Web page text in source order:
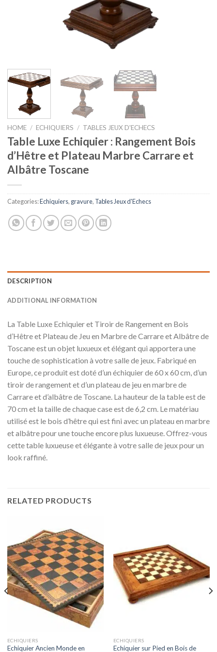
HOME / ECHIQUIERS / TABLES JEUX D'ECHECS
Table Luxe Echiquier : Rangement Bois
d’Hêtre et Plateau Marbre Carrare et
Albâtre Toscane
Categories:Echiquiers, gravure, Tables Jeux d'Echecs
DESCRIPTION
ADDITIONAL INFORMATION
La Table Luxe Echiquier et Tiroir de Rangement en Bois
d’Hêtre et Plateau de Jeu en Marbre de Carrare et Albâtre de
Toscane est un objet luxueux et élégant qui apportera une
touche de sophistication à votre salle de jeux. Fabriqué en
Europe, ce produit est doté d’un échiquier de 60 x 60 cm, d’un
tiroir de rangement et d’un plateau de jeu en marbre de
Carrare et d’albâtre de Toscane. La hauteur de la table est de
70 cm et la taille de chaque case est de 6,2 cm. Le matériau
utilisé est le bois d’hêtre qui est fini avec un plateau en marbre
et albâtre pour une touche encore plus luxueuse. Offrez-vous
cette table luxueuse et élégante à votre salle de jeux pour un
look raffiné.
RELATED PRODUCTS
ECHIQUIERS
Echiquier Ancien Monde en
ECHIQUIERS
Echiquier sur Pied en Bois de